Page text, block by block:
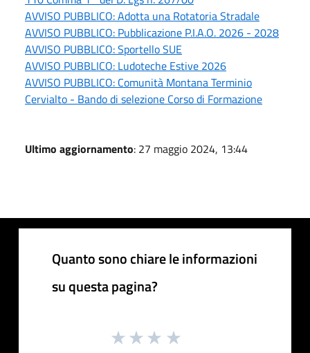
AVVISO PUBBLICO: Adotta una Rotatoria Stradale
AVVISO PUBBLICO: Pubblicazione P.I.A.O. 2026 - 2028
AVVISO PUBBLICO: Sportello SUE
AVVISO PUBBLICO: Ludoteche Estive 2026
AVVISO PUBBLICO: Comunità Montana Terminio
Cervialto - Bando di selezione Corso di Formazione
Ultimo aggiornamento: 27 maggio 2024, 13:44
Quanto sono chiare le informazioni
su questa pagina?